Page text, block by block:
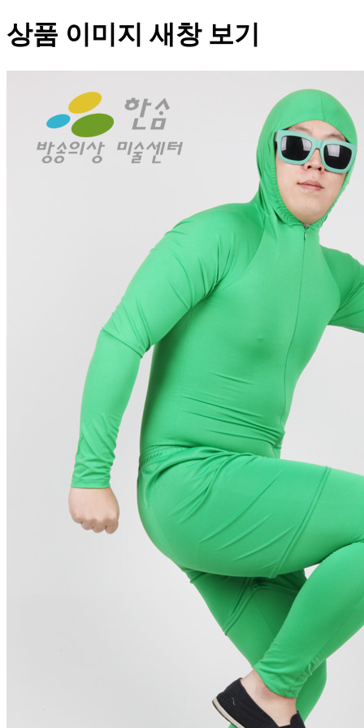
상품 이미지 새창 보기